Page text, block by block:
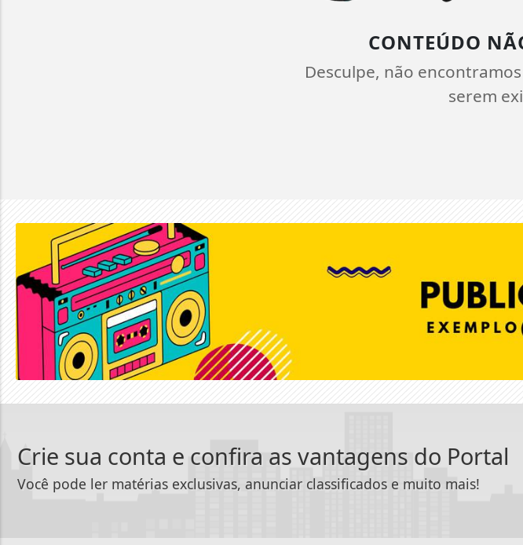
CONTEÚDO
Desculpe, não
serem
Crie sua conta e confira as vantagens do Portal
Você pode ler matérias exclusivas, anunciar classificados e muito mais!